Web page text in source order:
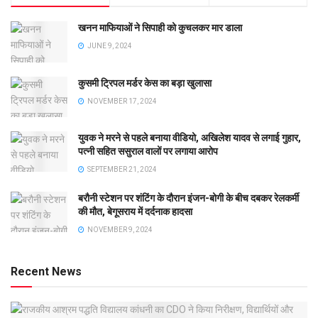
खनन माफियाओं ने सिपाही को कुचलकर मार डाला
JUNE 9, 2024
कुसमी ट्रिपल मर्डर केस का बड़ा खुलासा
NOVEMBER 17, 2024
युवक ने मरने से पहले बनाया वीडियो, अखिलेश यादव से लगाई गुहार,
पत्नी सहित ससुराल वालों पर लगाया आरोप
SEPTEMBER 21, 2024
बरौनी स्टेशन पर शंटिंग के दौरान इंजन-बोगी के बीच दबकर रेलकर्मी
की मौत, बेगूसराय में दर्दनाक हादसा
NOVEMBER 9, 2024
Recent News